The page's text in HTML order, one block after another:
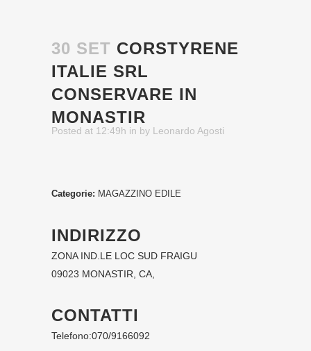
30 SET CORSTYRENE
ITALIE SRL
CONSERVARE IN
MONASTIR
Posted at 12:49h in by Leonardo Agosti
Categorie: MAGAZZINO EDILE
INDIRIZZO
ZONA IND.LE LOC SUD FRAIGU
09023 MONASTIR, CA,
CONTATTI
Telefono:070/9166092